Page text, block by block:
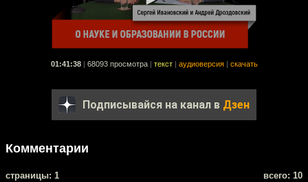
01:41:38 68093 просмотра текст аудиоверсия скачать
Подписывайся на канал в Дзен
Комментарии
cтраницы: 1 всего: 10